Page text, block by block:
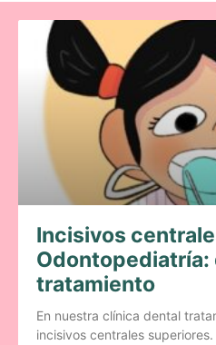
Incisivos
Odontopediatría:
tratamiento
En nuestra clínica dental
incisivos centrales